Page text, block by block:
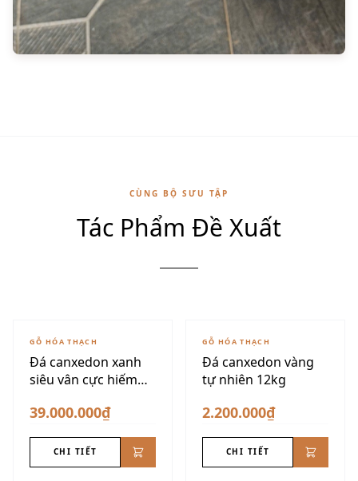
CÙNG BỘ SƯU TẬP
Tác Phẩm Đề Xuất
GỖ HÓA THẠCH
Đá canxedon xanh
siêu vân cực hiếm
39.000.000₫
CHI TIẾT
GỖ HÓA THẠCH
Đá canxedon vàng
tự nhiên 12kg
2.200.000₫
CHI TIẾT